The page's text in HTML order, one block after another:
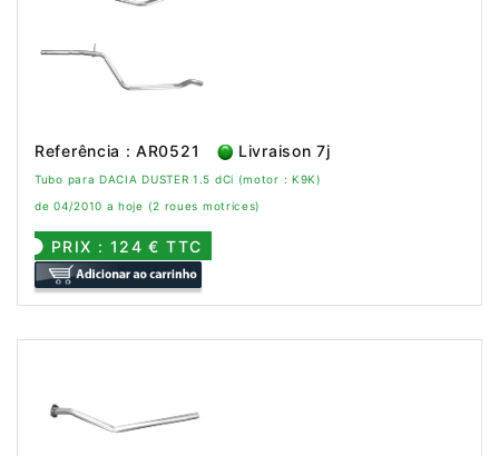
Referência : AR0521 Livraison 7j
Tubo para DACIA DUSTER 1.5 dCi (motor : K9K)
de 04/2010 a hoje (2 roues motrices)
PRIX : 124 € TTC